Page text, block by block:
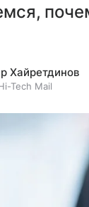
Хайретдинов
Tech Mail